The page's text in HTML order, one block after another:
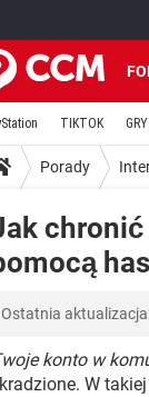
TIKTOK GRY
Porady
chronić
Ostatnia
konto w
W